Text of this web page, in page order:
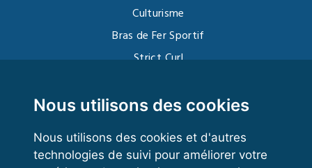
Nous utilisons des cookies
Nous utilisons des cookies et d'autres
technologies de suivi pour améliorer votre
Culturisme
Bras de Fer Sportif
Strict Curl
Kettlebell